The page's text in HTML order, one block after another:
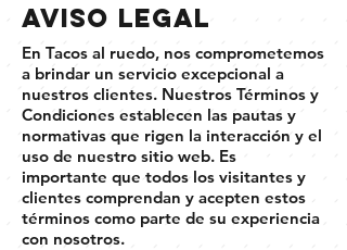
Aviso legal
En Tacos al ruedo, nos comprometemos
a brindar un servicio excepcional a
nuestros clientes. Nuestros Términos y
Condiciones establecen las pautas y
normativas que rigen la interacción y el
uso de nuestro sitio web. Es
importante que todos los visitantes y
clientes comprendan y acepten estos
términos como parte de su experiencia
con nosotros.